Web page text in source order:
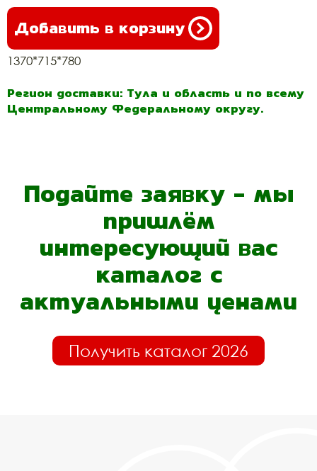
Добавить в корзину
1370*715*780
Регион доставки: Тула и область и по всему
Центральному Федеральному округу.
Подайте заявку - мы
пришлём
интересующий вас
каталог с
актуальными ценами
Получить каталог 2026